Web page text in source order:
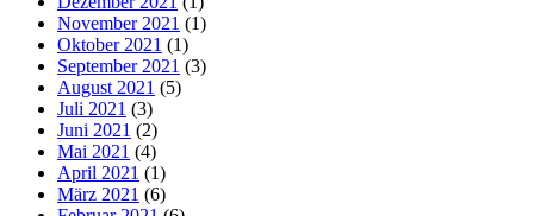
November 2021 (1)
Oktober 2021 (1)
September 2021 (3)
August 2021 (5)
Juli 2021 (3)
Juni 2021 (2)
Mai 2021 (4)
April 2021 (1)
März 2021 (6)